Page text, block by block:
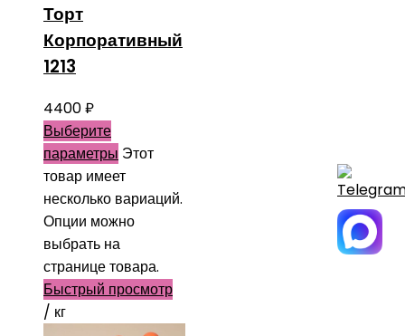
Торт
Корпоративный
1213
4400₽
Выберите
параметры Этот
товар имеет
несколько вариаций.
Опции можно
выбрать на
странице товара.
Быстрый просмотр
/ кг